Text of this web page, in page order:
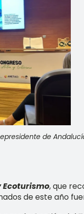
de
Ecoturismo, que
de este año